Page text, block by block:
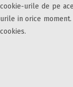
cookie-urile de pe
urile in orice
cookies.
Accepta
Accepta
Acces